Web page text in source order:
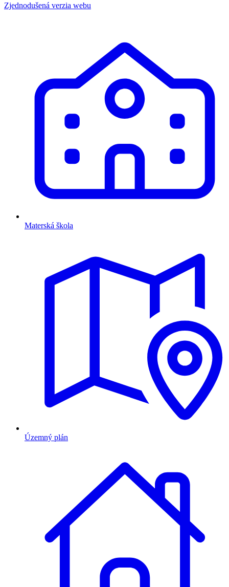
Zjednodušená verzia webu
Materská škola
Územný plán